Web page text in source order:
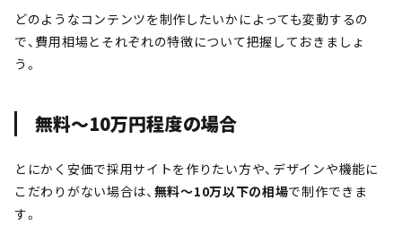
どのようなコンテンツを制作したいかによっても変動するの
で、費用相場とそれぞれの特徴について把握しておきましょ
う。
無料～10万円程度の場合
とにかく安価で採用サイトを作りたい方や、デザインや機能に
こだわりがない場合は、 無料～10万以下の相場で制作できま
す。